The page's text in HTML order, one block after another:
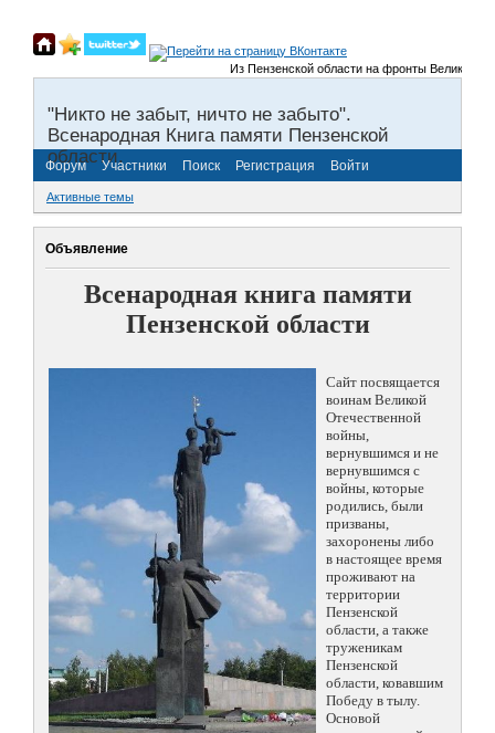
Из Пензенской области на фронты Великой
"Никто не забыт, ничто не забыто".
Всенародная Книга памяти Пензенской
области.
Форум Участники Поиск Регистрация Войти
Активные темы
Объявление
Всенародная книга памяти
Пензенской области
Сайт посвящается
воинам Великой
Отечественной
войны,
вернувшимся и не
вернувшимся с
войны, которые
родились, были
призваны,
захоронены либо
в настоящее время
проживают на
территории
Пензенской
области, а также
труженикам
Пензенской
области, ковавшим
Победу в тылу.
Основой